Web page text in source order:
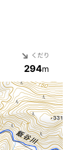
くだり
294m